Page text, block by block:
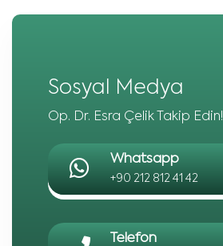
Sosyal Medya
Op. Dr. Esra Çelik Takip Edin!
Whatsapp
+90 212 812 41 42
Telefon